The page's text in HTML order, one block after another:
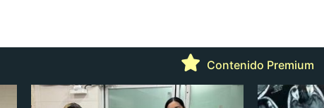
Contenido Premium